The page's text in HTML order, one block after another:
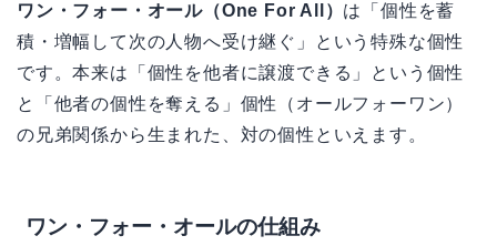
ワン・フォー・オール（One For All） は「個性を蓄
積・増幅して次の人物へ受け継ぐ」という特殊な個性
です。本来は「個性を他者に譲渡できる」という個性
と「他者の個性を奪える」個性（オールフォーワン）
の兄弟関係から生まれた、対の個性といえます。
ワン・フォー・オールの仕組み